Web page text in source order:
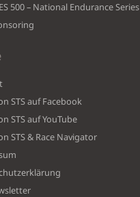
500 – National Endurance Series
STS auf Facebook
STS auf YouTube
STS & Race Navigator